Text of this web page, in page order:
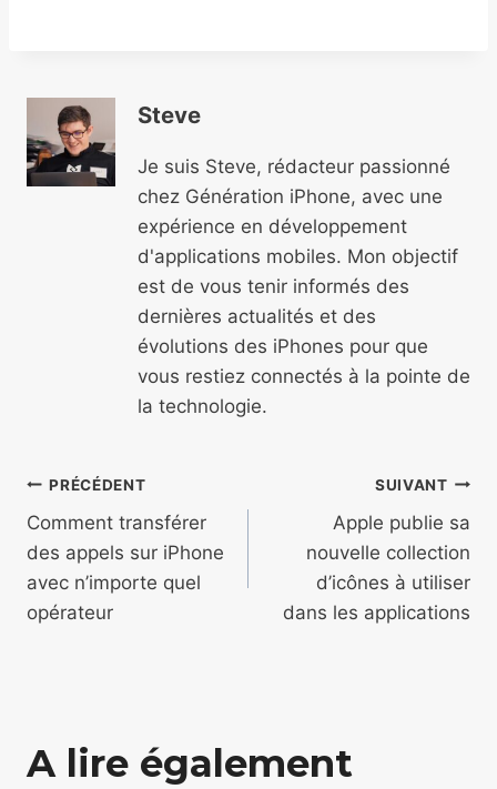
Steve
Je suis Steve, rédacteur passionné
chez Génération iPhone, avec une
expérience en développement
d'applications mobiles. Mon objectif
est de vous tenir informés des
dernières actualités et des
évolutions des iPhones pour que
vous restiez connectés à la pointe de
la technologie.
Navigation
de
l’article
PRÉCÉDENT
Comment transférer
des appels sur iPhone
avec n’importe quel
opérateur
SUIVANT
Apple publie sa
nouvelle collection
d’icônes à utiliser
dans les applications
A lire également